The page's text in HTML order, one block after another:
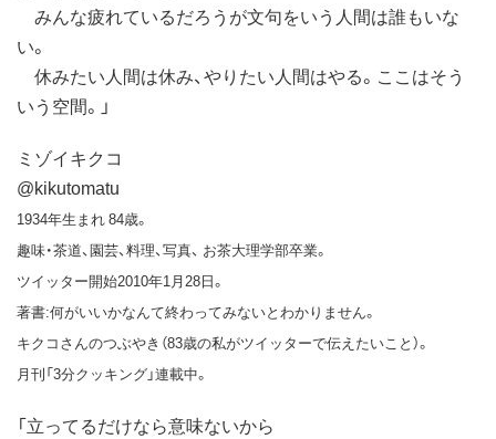
みんな疲れているだろうが文句をいう人間は誰もいな
い。
休みたい人間は休み、やりたい人間はやる。ここはそう
いう空間。」
ミゾイキクコ
@kikutomatu
1934年生まれ 84歳。
趣味・茶道、園芸、料理、写真、 お茶大理学部卒業。
ツイッター開始2010年1月28日。
著書:何がいいかなんて終わってみないとわかりません。
キクコさんのつぶやき（83歳の私がツイッターで伝えたいこと）。
月刊「3分クッキング」連載中。
「立ってるだけなら意味ないから